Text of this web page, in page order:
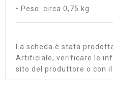
• Peso: circa 0,75 kg
La scheda è stata
Artificiale, verificare le
sito del produttore o con